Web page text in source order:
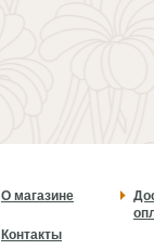
О магазине
Контакты